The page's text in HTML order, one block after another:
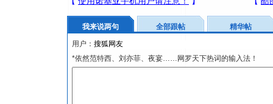
我来说两句 全部跟帖
精华帖
用户：
*依然范特西、刘亦菲、夜宴……网罗天下热词的输入法！